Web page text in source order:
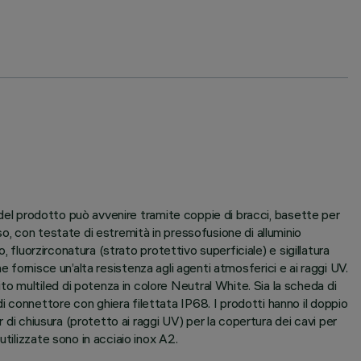
prodotto può avvenire tramite coppie di bracci, basette per
con testate di estremità in pressofusione di alluminio
fluorzirconatura (strato protettivo superficiale) e sigillatura
un’alta resistenza agli agenti atmosferici e ai raggi UV.
multiled di potenza in colore Neutral White. Sia la scheda di
connettore con ghiera filettata IP68. I prodotti hanno il doppio
chiusura (protetto ai raggi UV) per la copertura dei cavi per
sono in acciaio inox A2.